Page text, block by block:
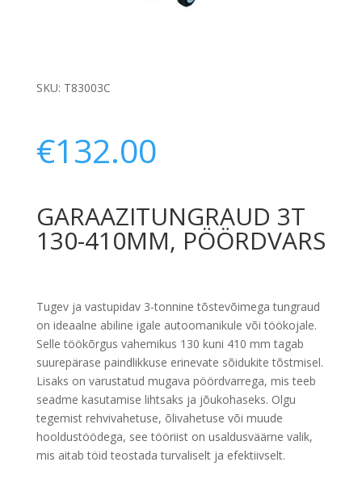
SKU: T83003C
€132.00
GARAAZITUNGRAUD 3T
130-410MM, PÖÖRDVARS
Tugev ja vastupidav 3-tonnine tõstevõimega tungraud
on ideaalne abiline igale autoomanikule või töökojale.
Selle töökõrgus vahemikus 130 kuni 410 mm tagab
suurepärase paindlikkuse erinevate sõidukite tõstmisel.
Lisaks on varustatud mugava pöördvarrega, mis teeb
seadme kasutamise lihtsaks ja jõukohaseks. Olgu
tegemist rehvivahetuse, õlivahetuse või muude
hooldustöödega, see tööriist on usaldusväärne valik,
mis aitab töid teostada turvaliselt ja efektiivselt.